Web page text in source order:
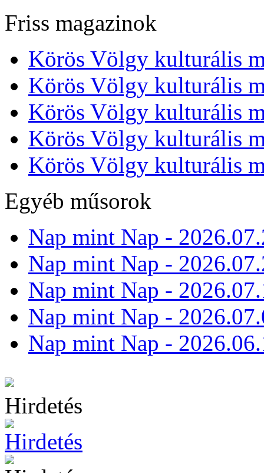
Friss magazinok
Körös Völgy kulturális
Körös Völgy kulturális
Körös Völgy kulturális
Körös Völgy kulturális
Körös Völgy kulturális
Egyéb műsorok
Nap mint Nap -
Nap mint Nap -
Nap mint Nap -
Nap mint Nap -
Nap mint Nap -
Hirdetés